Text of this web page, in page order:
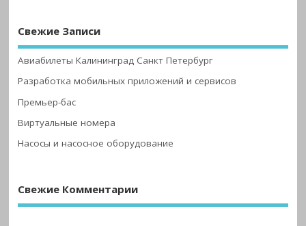
Свежие Записи
Авиабилеты Калининград Санкт Петербург
Разработка мобильных приложений и сервисов
Премьер-бас
Виртуальные номера
Насосы и насосное оборудование
Свежие Комментарии